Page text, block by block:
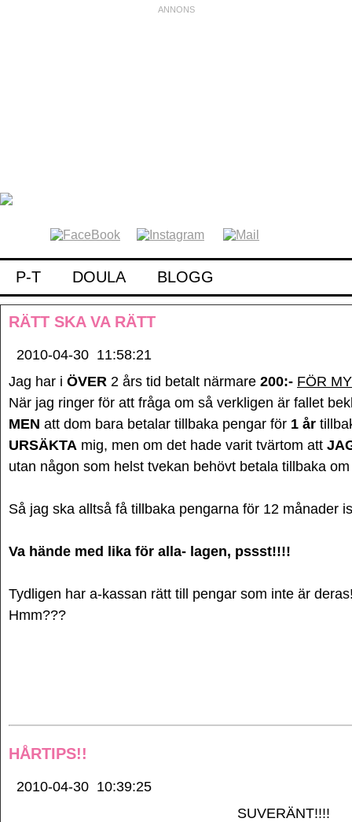
P-T DOULA BLOGG
RÄTT SKA VA RÄTT
2010-04-30 11:58:21
Jag har i ÖVER 2 års tid betalt närmare 200:- FÖR
När jag ringer för att fråga om så verkligen är fallet
MEN att dom bara betalar tillbaka pengar för 1 år
URSÄKTA mig, men om det hade varit tvärtom att
utan någon som helst tvekan behövt betala tillbaka
Så jag ska alltså få tillbaka pengarna för 12 månader
Va hände med lika för alla- lagen, pssst!!!!
Tydligen har a-kassan rätt till pengar som inte är
Hmm???
HÅRTIPS!!
2010-04-30 10:39:25
SUVERÄNT!!!!